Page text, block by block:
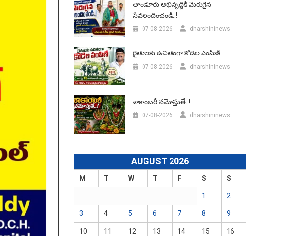
తాండూరు అభివృద్దికి మెరుగైన
సేవలందించండి..!
07-08-2026 dharshininews
రైతులకు ఉచితంగా కోడెల పంపిణీ
07-08-2026 dharshininews
శాకాంబరీ నమోస్తుతే..!
07-08-2026 dharshininews
AUGUST 2026
M T W T F S S
1 2
3 4 5 6 7 8 9
10 11 12 13 14 15 16